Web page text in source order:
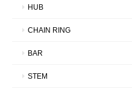
HUB
CHAIN RING
BAR
STEM